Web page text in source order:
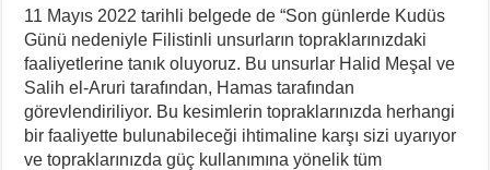
11 Mayıs 2022 tarihli belgede de “Son günlerde Kudüs
Günü nedeniyle Filistinli unsurların topraklarınızdaki
faaliyetlerine tanık oluyoruz. Bu unsurlar Halid Meşal ve
Salih el-Aruri tarafından, Hamas tarafından
görevlendiriliyor. Bu kesimlerin topraklarınızda herhangi
bir faaliyette bulunabileceği ihtimaline karşı sizi uyarıyor
ve topraklarınızda güç kullanımına yönelik tüm